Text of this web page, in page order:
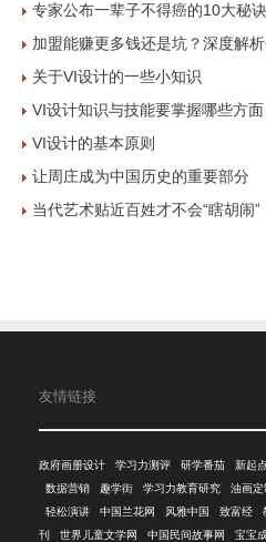
专家公布一辈子不得癌的10大秘诀
加盟能赚更多钱还是坑？深度解
关于VI设计的一些小知识
VI设计知识与技能要掌握哪些方面
VI设计的基本原则
让周庄成为中国历史的重要部分
当代艺术贴近百姓才不会“瞎胡闹”
友情链接
政府画册设计 学习力测评 研学番茄 新起点
数据营销
趣学街 学习力教育研究 油画定
轻松演讲
中国兰花网 风雅中国 致富经
刊
世界儿童文学网 中国民间故事网 宝宝